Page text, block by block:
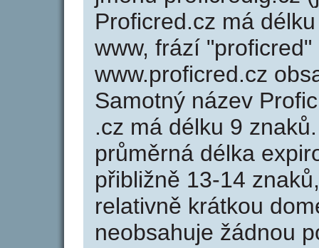
Proficred.cz má
www, frází
www.proficred.cz
Samotný název
.cz má délku 9
průměrná délka
přibližně 13-14
relativně krátkou
neobsahuje žádnou